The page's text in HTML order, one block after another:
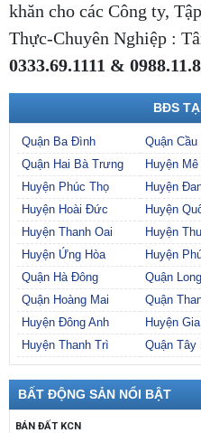
khăn cho các Công ty,
Thực-Chuyên Nghiệp :
0333.69.1111 &
BĐS
Quận Ba Đình Quận Cầu
Quận Hai Bà Trưng
Huyện
Huyện Phúc Thọ
Huyện
Huyện Hoài Đức
Huyện
Huyện Thanh Oai
Huyện
Huyện Ứng Hòa
Huyện
Quận Hà Đông
Quận
Quận Hoàng Mai
Quận
Huyện Đông Anh
Huyện
Huyện Thanh Trì
Quận Tây
BẤT ĐỘNG SẢN NỔI BẬT
BÁN ĐẤT KCN